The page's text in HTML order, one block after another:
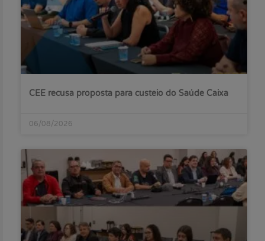
CEE recusa proposta para custeio do Saúde Caixa
06/08/2026